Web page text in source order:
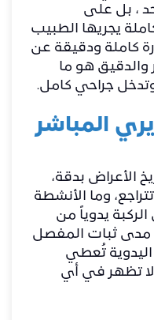
، بل على
يجريها الطبيب
كاملة ودقيقة عن
والدقيق هو ما
جراحي كامل.
المباشر
الأعراض بدقة،
وما الأنشطة
يدوياً من
مدى ثبات المفصل
اليدوية تُعطي
لا تظهر في أي